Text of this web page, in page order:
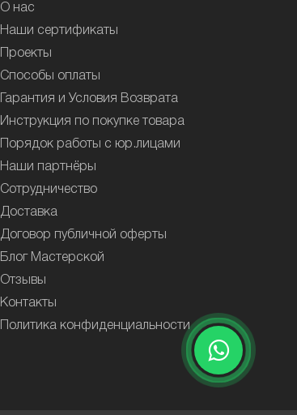
О нас
Наши сертификаты
Проекты
Способы оплаты
Гарантия и Условия Возврата
Инструкция по покупке товара
Порядок работы с юр.лицами
Наши партнёры
Сотрудничество
Доставка
Договор публичной оферты
Блог Мастерской
Отзывы
Контакты
Политика конфиденциальности